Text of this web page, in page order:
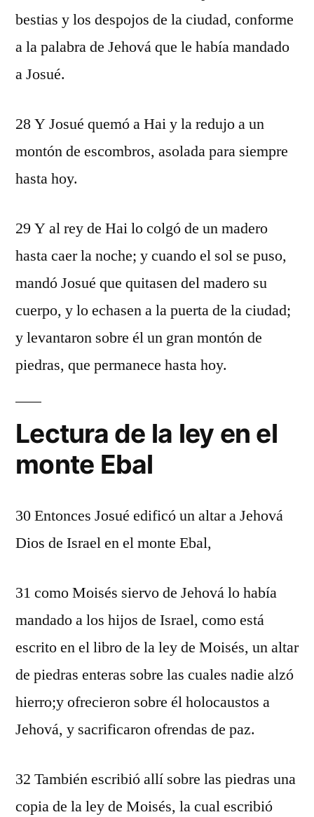
bestias y los despojos de la ciudad, conforme
a la palabra de Jehová que le había mandado
a Josué.
28 Y Josué quemó a Hai y la redujo a un
montón de escombros, asolada para siempre
hasta hoy.
29 Y al rey de Hai lo colgó de un madero
hasta caer la noche; y cuando el sol se puso,
mandó Josué que quitasen del madero su
cuerpo, y lo echasen a la puerta de la ciudad;
y levantaron sobre él un gran montón de
piedras, que permanece hasta hoy.
Lectura de la ley en el
monte Ebal
30 Entonces Josué edificó un altar a Jehová
Dios de Israel en el monte Ebal,
31 como Moisés siervo de Jehová lo había
mandado a los hijos de Israel, como está
escrito en el libro de la ley de Moisés, un altar
de piedras enteras sobre las cuales nadie alzó
hierro;y ofrecieron sobre él holocaustos a
Jehová, y sacrificaron ofrendas de paz.
32 También escribió allí sobre las piedras una
copia de la ley de Moisés, la cual escribió